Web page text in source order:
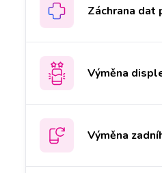
Záchrana dat
Výměna
Výměna